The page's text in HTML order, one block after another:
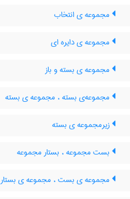
مجموعه ی انتخاب
مجموعه ی دایره ای
مجموعه ی بسته و باز
مجموعه‌ی بسته ، مجموعه ی بسته
زیرمجموعه ی بسته
بست مجموعه ، بستار مجموعه
مجموعه ی بست ، مجموعه ی بستار